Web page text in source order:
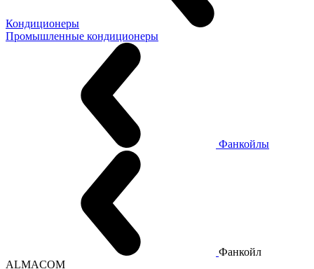
Кондиционеры
Промышленные кондиционеры
Фанкойлы
Фанкойл
ALMACOM